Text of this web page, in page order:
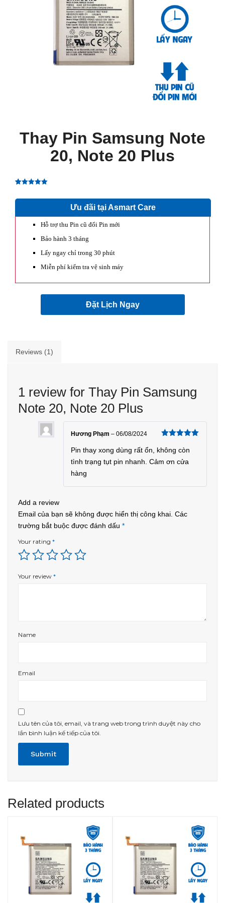
Thay Pin Samsung Note
20, Note 20 Plus
Ưu đãi tại Asmart Care
Hỗ trợ thu Pin cũ đổi Pin mới
Bảo hành 3 tháng
Lấy ngay chỉ trong 30 phút
Miễn phí kiểm tra vệ sinh máy
Đặt Lịch Ngay
Reviews (1)
1 review for Thay Pin Samsung
Note 20, Note 20 Plus
5
Hương Phạm – 06/08/2024
Pin thay xong dùng rất ổn, không còn
tình trạng tụt pin nhanh. Cảm ơn cửa
hàng
Add a review
Email của bạn sẽ không được hiển thị công khai. Các
trường bắt buộc được đánh dấu *
Your rating *
Your review *
Name
Email
Lưu tên của tôi, email, và trang web trong trình duyệt này cho
lần bình luận kế tiếp của tôi.
Related products